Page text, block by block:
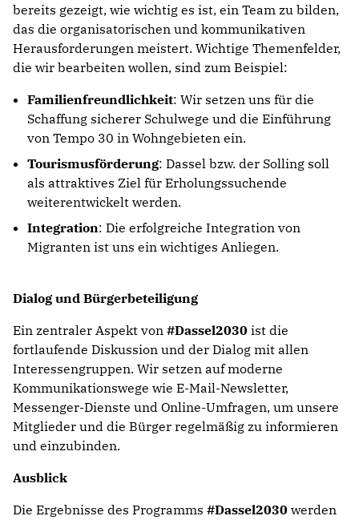
bereits gezeigt, wie wichtig es ist, ein Team zu bilden,
das die organisatorischen und kommunikativen
Herausforderungen meistert. Wichtige Themenfelder,
die wir bearbeiten wollen, sind zum Beispiel:
Familienfreundlichkeit: Wir setzen uns für die
Schaffung sicherer Schulwege und die Einführung
von Tempo 30 in Wohngebieten ein.
Tourismusförderung: Dassel bzw. der Solling soll
als attraktives Ziel für Erholungssuchende
weiterentwickelt werden.
Integration: Die erfolgreiche Integration von
Migranten ist uns ein wichtiges Anliegen.
Dialog und Bürgerbeteiligung
Ein zentraler Aspekt von #Dassel2030 ist die
fortlaufende Diskussion und der Dialog mit allen
Interessengruppen. Wir setzen auf moderne
Kommunikationswege wie E-Mail-Newsletter,
Messenger-Dienste und Online-Umfragen, um unsere
Mitglieder und die Bürger regelmäßig zu informieren
und einzubinden.
Ausblick
Die Ergebnisse des Programms #Dassel2030 werden